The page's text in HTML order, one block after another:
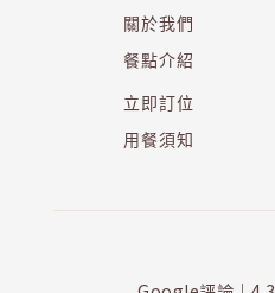
關於我們
餐點介紹
立即訂位
用餐須知